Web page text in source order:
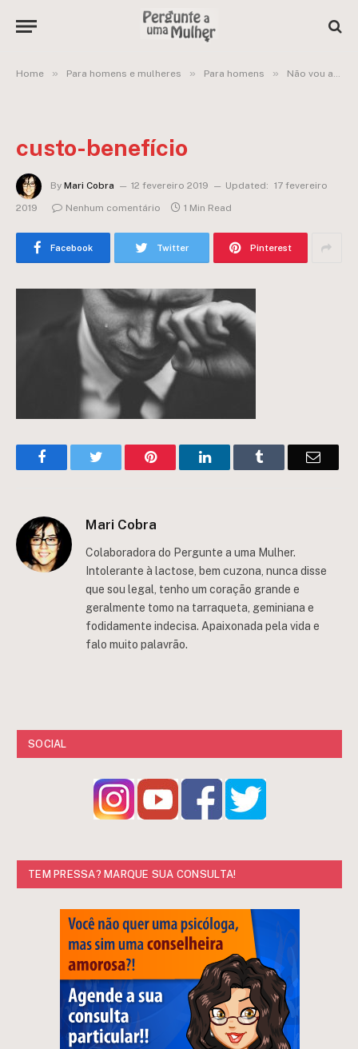
Home » Para homens e mulheres » Para homens » Não vou atrás, mas se ela vir não sei o que faço!
custo-benefício
By Mari Cobra 12 fevereiro 2019 Updated: 17 fevereiro
2019
Nenhum comentário 1 Min Read
Facebook Twitter Pinterest
FacebookTwitter Pinterest LinkedInTumblr Email
Mari Cobra
Colaboradora do Pergunte a uma Mulher.
Intolerante à lactose, bem cuzona, nunca disse
que sou legal, tenho um coração grande e
geralmente tomo na tarraqueta, geminiana e
fodidamente indecisa. Apaixonada pela vida e
falo muito palavrão.
SOCIAL
TEM PRESSA? MARQUE SUA CONSULTA!